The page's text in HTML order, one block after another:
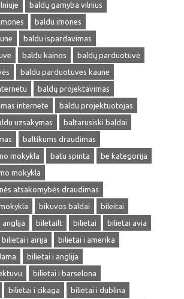
baldų gamyba vilnius
baldu imones
baldu ispardavimas
baldu kainos
baldų parduotuvė
baldu parduotuves kaune
baldų projektavimas
internete
baldu projektuotojas
uzsakymas
baltarusiski baldai
baltikums draudimas
mokykla
batu spinta
be kategorija
mokykla
atsakomybės draudimas
bikuvos baldai
bileitai
anglija biletailt bilietai
bilietai avia
bilietai i airija
bilietai i amerika
bilietai i anglija
bilietai i barselona
bilietai i cikaga
bilietai i dublina